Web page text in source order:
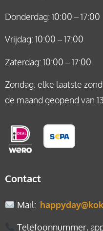
Donderdag: 10:00 – 17:00
Vrijdag: 10:00 – 17:00
Zaterdag: 10:00 – 17:00
Zondag: elke laatste
de maand geopend van
Contact
Mail:
Telefoonnummer,